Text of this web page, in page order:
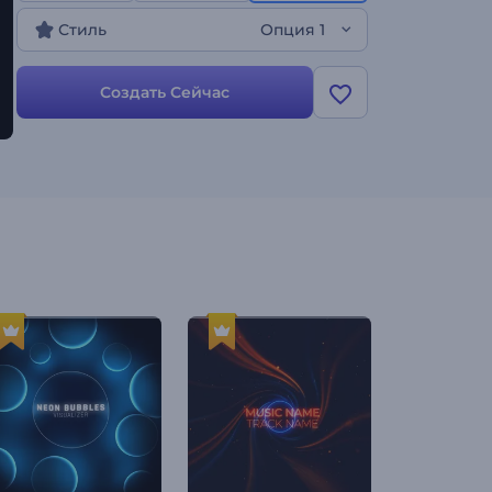
Стиль Опция 1
Создать Сейчас